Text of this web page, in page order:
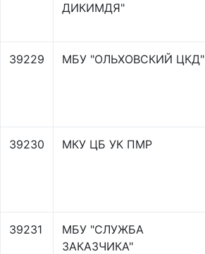
ДИКИМДЯ"
39229 МБУ "ОЛЬХОВСКИЙ ЦКД"
39230 МКУ ЦБ УК ПМР
39231
МБУ "СЛУЖБА
ЗАКАЗЧИКА"